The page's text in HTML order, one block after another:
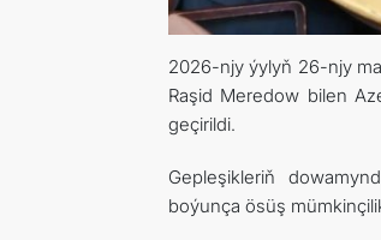
2026-njy ýylyň 26-njy
Raşid Meredow bilen
geçirildi.
Gepleşikleriň
boýunça ösüş